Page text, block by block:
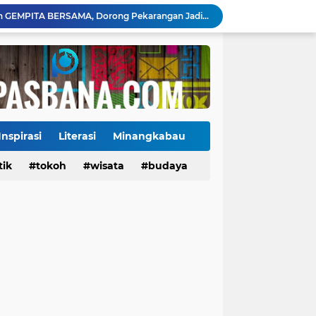
Payakumbuh Luncurkan GEMPITA BERSAMA, Dorong Pekarangan Jadi Sumber Pangan Keluarga
130 ASN dan Warga Payakumbuh Ikut Vaksin HPV, Upaya Cegah Kanker Serviks Diperluas
Jelang Wajib Halal 2026, Sumbar Percepat Sertifikasi UMKM dan Bangun Ekosistem Halal
Tigo Kayo FC Juara Piala Wali Kota Payakumbuh 2026 Usai Menang Adu Penalti
Jadwal Pekan Perdana Super League 2026/2027: Big Match Langsung Warnai Awal Musim
Literasi Minangkabau
Tokoh budaya kuliner
tokoh wisata budaya